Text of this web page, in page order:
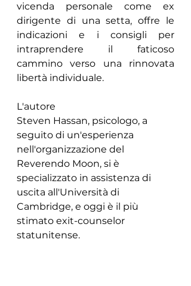
vicenda personale come ex
dirigente di una setta, offre le
indicazioni e i consigli per
intraprendere il faticoso
cammino verso una rinnovata
libertà individuale.
L'autore
Steven Hassan, psicologo, a
seguito di un'esperienza
nell'organizzazione del
Reverendo Moon, si è
specializzato in assistenza di
uscita all'Università di
Cambridge, e oggi è il più
stimato exit-counselor
statunitense.